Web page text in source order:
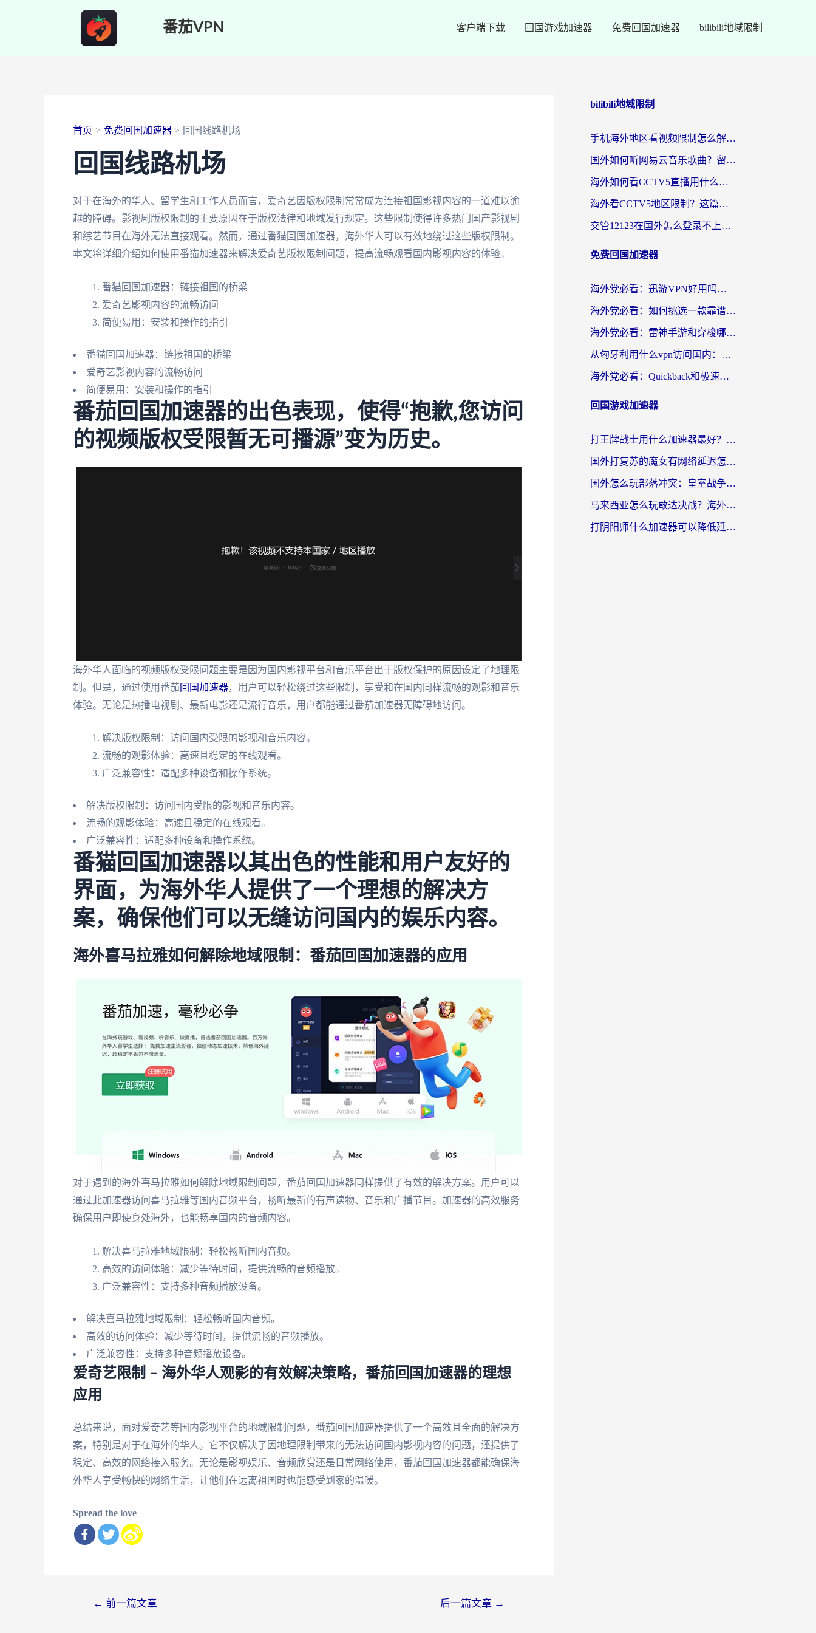
番茄VPN 客户端下载 回国游戏加速器 免费回国加速器 bilibili地域限制
首页 免费回国加速器 回国线路机场
回国线路机场
对于在海外的华人、留学生和工作人员而言，爱奇艺因版权限制常常成为连接祖国影视内容的一道难以逾
越的障碍。影视剧版权限制的主要原因在于版权法律和地域发行规定。这些限制使得许多热门国产影视剧
和综艺节目在海外无法直接观看。然而，通过番猫回国加速器，海外华人可以有效地绕过这些版权限制。
本文将详细介绍如何使用番猫加速器来解决爱奇艺版权限制问题，提高流畅观看国内影视内容的体验。
番猫回国加速器：链接祖国的桥梁
爱奇艺影视内容的流畅访问
简便易用：安装和操作的指引
番猫回国加速器：链接祖国的桥梁
爱奇艺影视内容的流畅访问
简便易用：安装和操作的指引
番茄回国加速器的出色表现，使得“抱歉,您访问
的视频版权受限暂无可播源”变为历史。
海外华人面临的视频版权受限问题主要是因为国内影视平台和音乐平台出于版权保护的原因设定了地理限
制。但是，通过使用番茄回国加速器，用户可以轻松绕过这些限制，享受和在国内同样流畅的观影和音乐
体验。无论是热播电视剧、最新电影还是流行音乐，用户都能通过番茄加速器无障碍地访问。
解决版权限制：访问国内受限的影视和音乐内容。
流畅的观影体验：高速且稳定的在线观看。
广泛兼容性：适配多种设备和操作系统。
解决版权限制：访问国内受限的影视和音乐内容。
流畅的观影体验：高速且稳定的在线观看。
广泛兼容性：适配多种设备和操作系统。
番猫回国加速器以其出色的性能和用户友好的
界面，为海外华人提供了一个理想的解决方
案，确保他们可以无缝访问国内的娱乐内容。
海外喜马拉雅如何解除地域限制：番茄回国加速器的应用
对于遇到的海外喜马拉雅如何解除地域限制问题，番茄回国加速器同样提供了有效的解决方案。用户可以
通过此加速器访问喜马拉雅等国内音频平台，畅听最新的有声读物、音乐和广播节目。加速器的高效服务
确保用户即使身处海外，也能畅享国内的音频内容。
解决喜马拉雅地域限制：轻松畅听国内音频。
高效的访问体验：减少等待时间，提供流畅的音频播放。
广泛兼容性：支持多种音频播放设备。
解决喜马拉雅地域限制：轻松畅听国内音频。
高效的访问体验：减少等待时间，提供流畅的音频播放。
广泛兼容性：支持多种音频播放设备。
爱奇艺限制 – 海外华人观影的有效解决策略，番茄回国加速器的理想
应用
总结来说，面对爱奇艺等国内影视平台的地域限制问题，番茄回国加速器提供了一个高效且全面的解决方
案，特别是对于在海外的华人。它不仅解决了因地理限制带来的无法访问国内影视内容的问题，还提供了
稳定、高效的网络接入服务。无论是影视娱乐、音频欣赏还是日常网络使用，番茄回国加速器都能确保海
外华人享受畅快的网络生活，让他们在远离祖国时也能感受到家的温暖。
Spread the love
← 前一篇文章 后一篇文章 →
bilibili地域限制
手机海外地区看视频限制怎么解决？留学生亲测有效的回国加速器指南
国外如何听网易云音乐歌曲？留学生亲测有效的回国加速方案
海外如何看CCTV5直播用什么平台？2026最新指南：看欧洲杯、中超、奥运不再卡
海外看CCTV5地区限制？这篇指南帮你流畅看欧洲杯、NBA还听中文解说
交管12123在国外怎么登录不上？海外华人必看的回国加速器选择指南
免费回国加速器
海外党必看：迅游VPN好用吗？和OurPlay VPN对比哪个回国效果更好？附真实体验测评
海外党必看：如何挑选一款靠谱的PC端VPN，让回国冲浪不再卡顿
海外党必看：雷神手游和穿梭哪个好？3步教你选对回国加速器（附实测对比）
从匈牙利用什么vpn访问国内：一份海外游子的网络归乡指南
海外党必看：Quickback和极速穿梭VPN好用吗？3步选对回国加速器实现无缝刷国内资源
回国游戏加速器
打王牌战士用什么加速器最好？海外玩家的终极选择指南
国外打复苏的魔女有网络延迟怎么办？2026海外玩家国服游戏加速全攻略
国外怎么玩部落冲突：皇室战争不卡？海外玩家畅玩国服游戏终极指南
马来西亚怎么玩敢达决战？海外党国服游戏加速避坑指南（附实测推荐）
打阴阳师什么加速器可以降低延迟？海外玩家的真实困境与破局